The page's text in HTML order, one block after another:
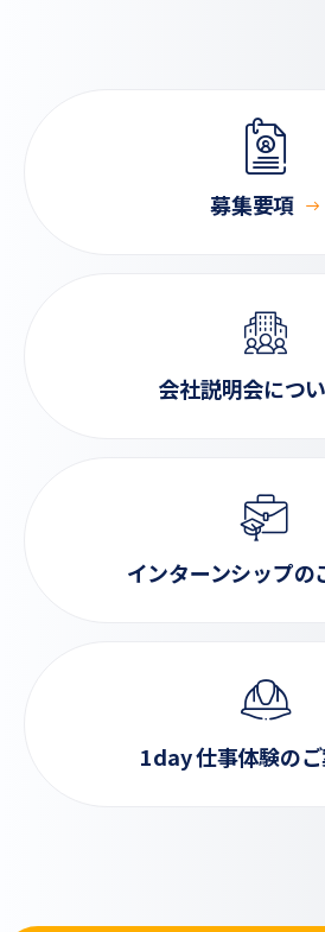
募集要項
会社説明会につ
インターンシップの
1day 仕事体験の